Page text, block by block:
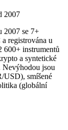
2007
2007 se 7+
registrována u
600+ instrumentů
a syntetické
jsou
USD), smíšené
(globální